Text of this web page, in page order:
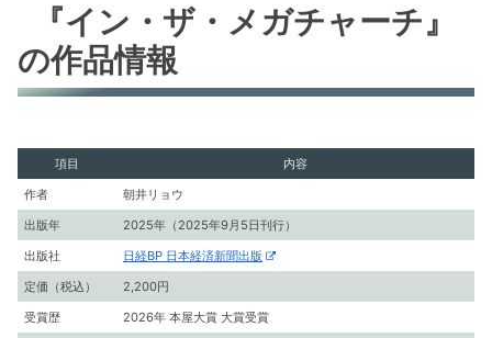
『イン・ザ・メガチャーチ』
の作品情報
項目
内容
作者
朝井リョウ
出版年
2025年（2025年9月5日刊行）
出版社
日経BP 日本経済新聞出版
定価（税込）
2,200円
受賞歴
2026年 本屋大賞 大賞受賞